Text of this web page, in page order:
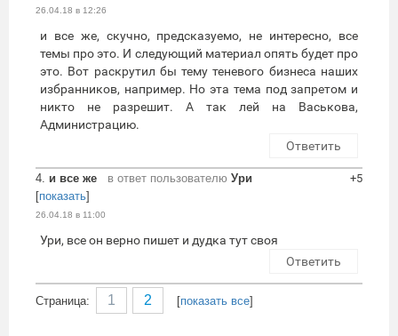
26.04.18 в 12:26
и все же, скучно, предсказуемо, не интересно, все
темы про это. И следующий материал опять будет про
это. Вот раскрутил бы тему теневого бизнеса наших
избранников, например. Но эта тема под запретом и
никто не разрешит. А так лей на Васькова,
Администрацию.
Ответить
4. и все же в ответ пользователю Ури
[показать]
26.04.18 в 11:00
+5
Ури, все он верно пишет и дудка тут своя
Ответить
Cтраница: 1 2 [показать все]